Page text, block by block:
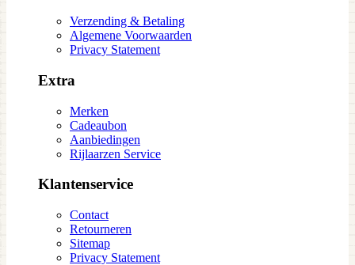
Verzending & Betaling
Algemene Voorwaarden
Privacy Statement
Extra
Merken
Cadeaubon
Aanbiedingen
Rijlaarzen Service
Klantenservice
Contact
Retourneren
Sitemap
Privacy Statement